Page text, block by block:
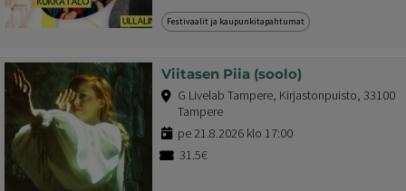
Festivaalit ja kaupunkitapahtumat
Viitasen Piia (soolo)
G Livelab Tampere, Kirjastonpuisto, 33100
Tampere
pe 21.8.2026 klo 17:00
31.5€